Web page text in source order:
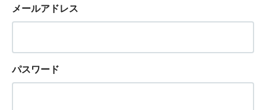
メールアドレス
パスワード